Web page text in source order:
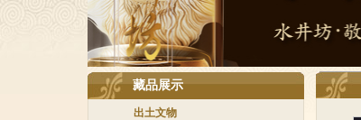
藏品展示
出土文物